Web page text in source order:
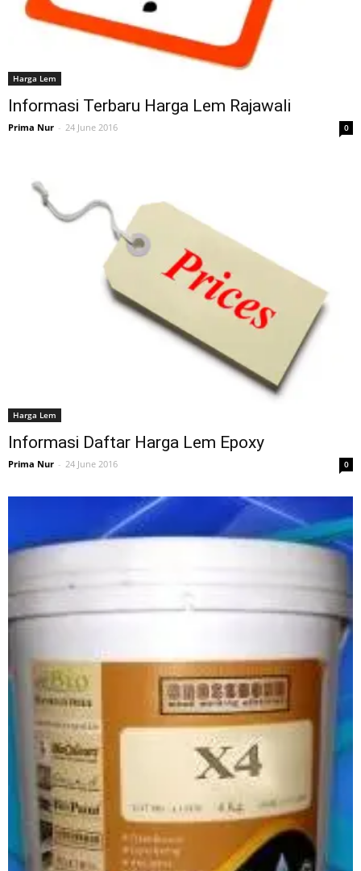
Harga Lem
Informasi Terbaru Harga Lem Rajawali
Prima Nur - 24 June 2016 0
Harga Lem
Informasi Daftar Harga Lem Epoxy
Prima Nur - 24 June 2016 0